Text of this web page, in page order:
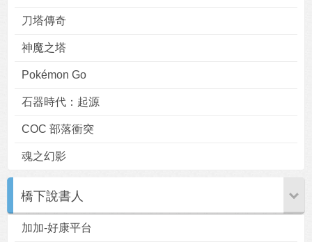
刀塔傳奇
神魔之塔
Pokémon Go
石器時代：起源
COC 部落衝突
魂之幻影
橋下說書人
加加-好康平台